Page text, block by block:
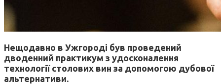
Нещодавно в Ужгороді був проведений
дводенний практикум з удосконалення
технології столових вин за допомогою дубової
альтернативи.